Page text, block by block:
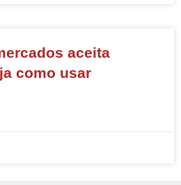
aceita
como usar